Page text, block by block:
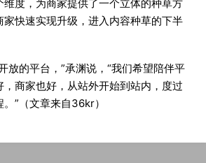
维度，为商家提供了一个立体的种草方
快速实现升级，进入内容种草的下半
放的平台，”承渊说，“我们希望陪伴平
，商家也好，从站外开始到站内，度过
”（文章来自36kr）